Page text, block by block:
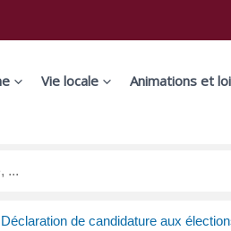
Vie locale Animations et
Déclaration de candidature aux